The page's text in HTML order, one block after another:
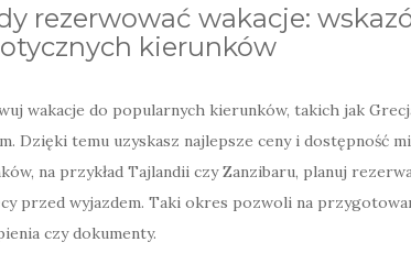
rezerwować wakacje:
kierunków
wakacje do popularnych kierunków, takich jak
Dzięki temu uzyskasz najlepsze ceny i dostępność
na przykład Tajlandii czy Zanzibaru, planuj
przed wyjazdem. Taki okres pozwoli na
czy dokumenty.